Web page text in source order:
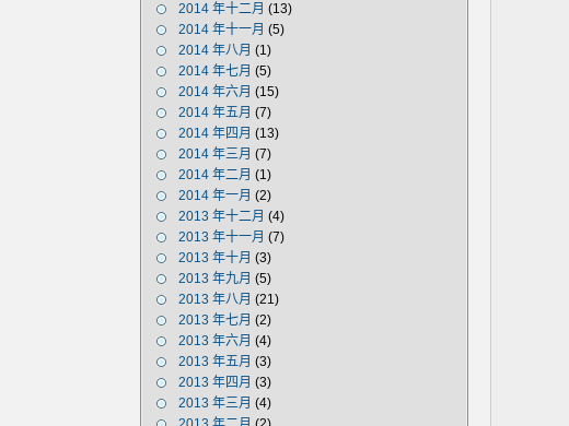
2014 年十二月 (13)
2014 年十一月 (5)
2014 年八月 (1)
2014 年七月 (5)
2014 年六月 (15)
2014 年五月 (7)
2014 年四月 (13)
2014 年三月 (7)
2014 年二月 (1)
2014 年一月 (2)
2013 年十二月 (4)
2013 年十一月 (7)
2013 年十月 (3)
2013 年九月 (5)
2013 年八月 (21)
2013 年七月 (2)
2013 年六月 (4)
2013 年五月 (3)
2013 年四月 (3)
2013 年三月 (4)